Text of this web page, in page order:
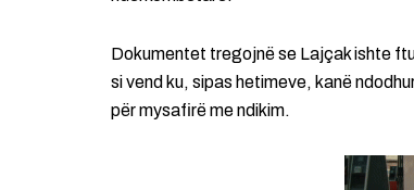
Dokumentet tregojnë se Lajçak ishte
si vend ku, sipas hetimeve, kanë
për mysafirë me ndikim.